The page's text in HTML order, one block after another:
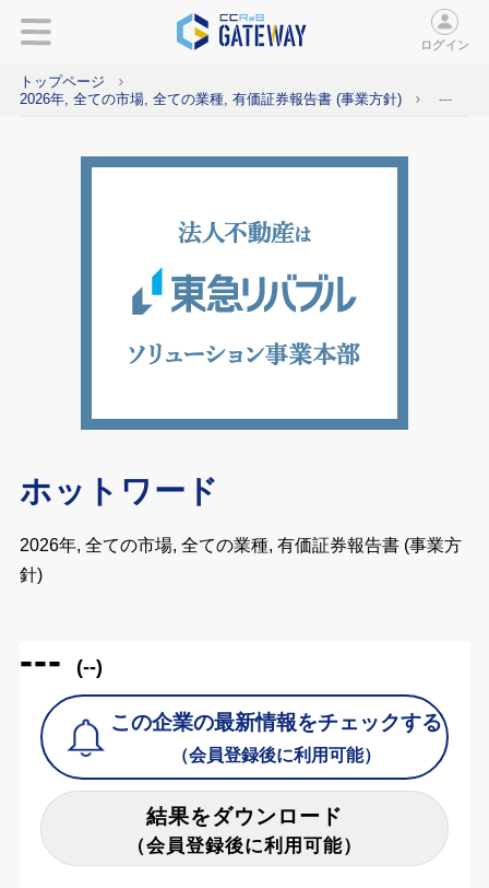
ログイン
トップページ
2026年, 全ての市場, 全ての業種, 有価証券報告書 (事業方針)
---
ホットワード
2026年, 全ての市場, 全ての業種, 有価証券報告書 (事業方
針)
--- (--)
この企業の最新情報をチェックする
（会員登録後に利用可能）
結果をダウンロード
（会員登録後に利用可能）